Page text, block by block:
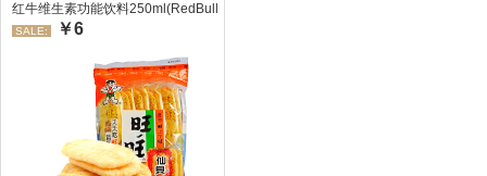
红牛维生素功能饮料250ml(RedBull/红牛)
SALE: ￥6